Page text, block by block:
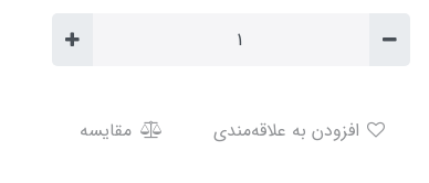
مقایسه